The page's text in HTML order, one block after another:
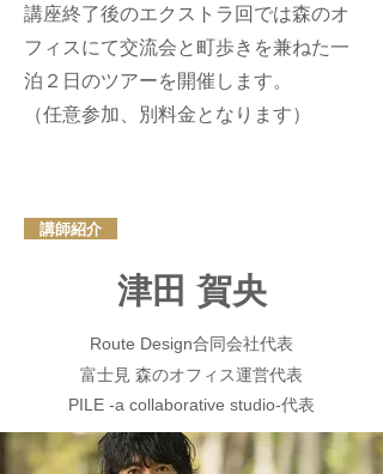
講座終了後のエクストラ回では森のオ
フィスにて交流会と町歩きを兼ねた一
泊２日のツアーを開催します。
（任意参加、別料金となります）
講師紹介
津田 賀央
Route Design合同会社代表
富士見 森のオフィス運営代表
PILE -a collaborative studio-代表